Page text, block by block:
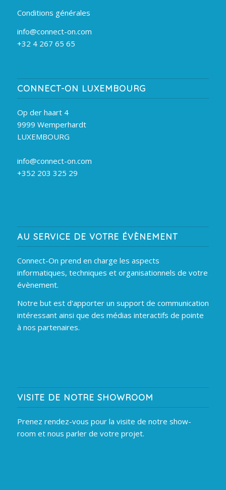
Conditions générales
info@connect-on.com
+32 4 267 65 65
CONNECT-ON LUXEMBOURG
Op der haart 4
9999 Wemperhardt
LUXEMBOURG
info@connect-on.com
+352 203 325 29
AU SERVICE DE VOTRE ÉVÈNEMENT
Connect-On prend en charge les aspects
informatiques, techniques et organisationnels de votre
évènement.
Notre but est d'apporter un support de communication
intéressant ainsi que des médias interactifs de pointe
à nos partenaires.
VISITE DE NOTRE SHOWROOM
Prenez rendez-vous pour la visite de notre show-
room et nous parler de votre projet.